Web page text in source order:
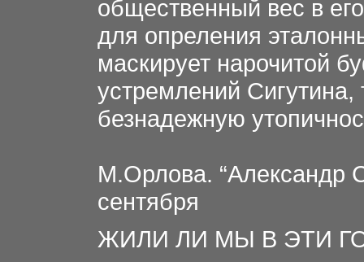
общественный вес в
для опреления
маскирует нарочитой
устремлений
безнадежную
М.Орлова. “Александр
сентября
ЖИЛИ ЛИ МЫ В ЭТИ